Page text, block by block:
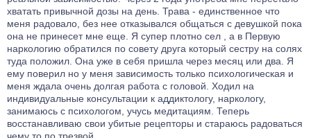
хватать привычной дозы на день. Трава - единственное что
меня радовало, без нее отказывался общаться с девушкой пока
она не принесет мне еще. Я супер плотно сел , а в Первую
наркологию обратился по совету друга который сестру на солях
туда положил. Она уже в себя пришла через месяц или два. Я
ему поверил но у меня зависимость только психологическая и
меня ждала очень долгая работа с головой. Ходил на
индивидуальные консультации к аддиктологу, наркологу,
занимаюсь с психологом, учусь медитациям. Теперь
восстанавливаю свои убитые рецепторы и стараюсь радоваться